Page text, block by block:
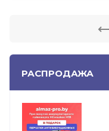
РАСПРОДАЖА